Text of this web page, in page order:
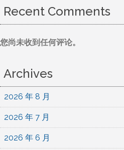
Recent Comments
您尚未收到任何评论。
Archives
2026 年 8 月
2026 年 7 月
2026 年 6 月